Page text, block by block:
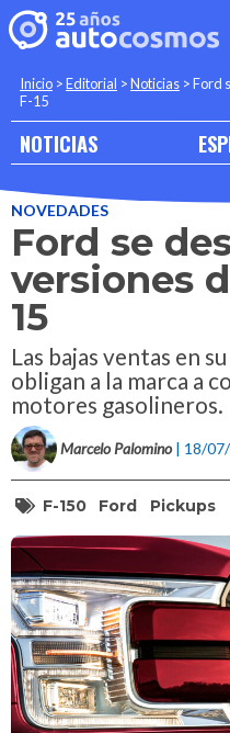
Inicio >Editorial >Noticias >Ford
F-15
NOTICIAS
NOVEDADES
Ford se
versiones
15
Las bajas ventas en
obligan a la marca a
motores gasolineros.
Marcelo Palomino | 18/
F-150 Ford Pickups